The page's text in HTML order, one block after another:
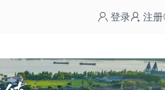
登录 注册